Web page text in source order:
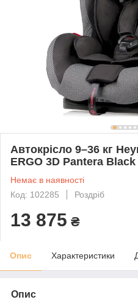
Автокрісло 9–36 кг
ERGO 3D Pantera Black
Немає в наявності
Код: 102285
Роздріб
13 875 ₴
Опис Характеристики
Опис